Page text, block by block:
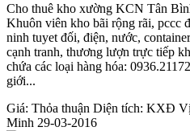
Cho thuê kho xường KCN Tân
Khuôn viên kho bãi rộng rãi, pccc
ninh tuyet đối, điện, nước,
cạnh tranh, thương lượn trực tiếp
chứa các loại hàng hóa:
giới...
Giá: Thỏa thuận Diện tích: KXĐ
Minh 29-03-2016